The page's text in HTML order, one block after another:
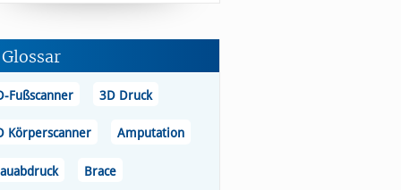
Glossar
Fußscanner 3D Druck
Körperscanner Amputation
Brace